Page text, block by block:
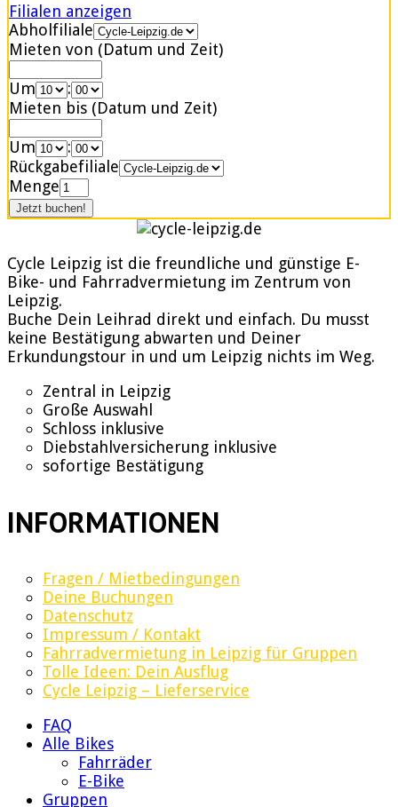
Filialen anzeigen
Abholfiliale
Mieten von (Datum und Zeit)
Um
:
Mieten bis (Datum und Zeit)
Um
:
Rückgabefiliale
Menge
Cycle Leipzig ist die freundliche und günstige E-
Bike- und Fahrradvermietung im Zentrum von
Leipzig.
Buche Dein Leihrad direkt und einfach. Du musst
keine Bestätigung abwarten und Deiner
Erkundungstour in und um Leipzig nichts im Weg.
Zentral in Leipzig
Große Auswahl
Schloss inklusive
Diebstahlversicherung inklusive
sofortige Bestätigung
INFORMATIONEN
Fragen / Mietbedingungen
Deine Buchungen
Datenschutz
Impressum / Kontakt
Fahrradvermietung in Leipzig für Gruppen
Tolle Ideen: Dein Ausflug
Cycle Leipzig – Lieferservice
FAQ
Alle Bikes
Fahrräder
E-Bike
Gruppen